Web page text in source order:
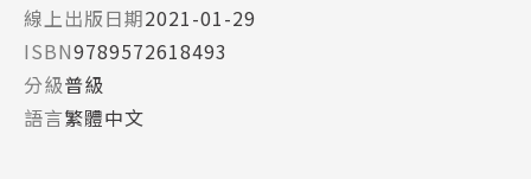
線上出版日期2021-01-29
ISBN9789572618493
分級普級
語言繁體中文